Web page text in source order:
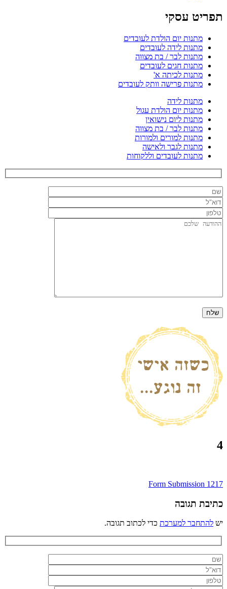
תפריט עסקי
מתנות יום הולדת לעובדים
מתנות לידה לעובדים
מתנות לבר / בת מצווה
מתנות חגים לעובדים
מתנות לכיתה א'
מתנות פרישה וותק לעובדים
מתנות לידה
מתנות יום הולדת עגול
מתנות ליום נישואין
מתנות לבר / בת מצווה
מתנות למורים ולמורות
מתנות לגבר ולאישה
מתנות לעובדים וללקוחות
4
ניווט
Form Submission 1217
כתיבת תגובה
יש להתחבר למערכת כדי לכתוב תגובה.